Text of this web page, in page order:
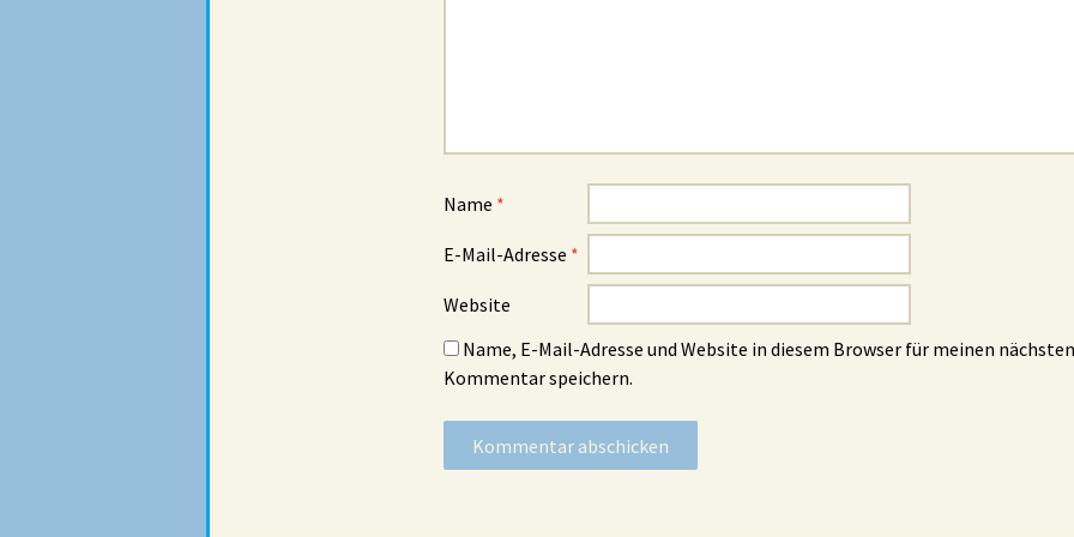
Name *
E-Mail-Adresse *
Website
Name, E-Mail-Adresse und Website in diesem Browser für meinen nächsten
Kommentar speichern.